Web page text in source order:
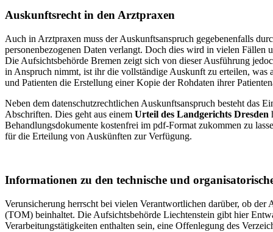
Auskunftsrecht in den Arztpraxen
Auch in Arztpraxen muss der Auskunftsanspruch gegebenenfalls
personenbezogenen Daten verlangt. Doch dies wird in vielen
Die Aufsichtsbehörde Bremen zeigt sich von dieser Ausführung
in Anspruch nimmt, ist ihr die vollständige Auskunft zu erteilen, was
und Patienten die Erstellung einer Kopie der Rohdaten ihrer
Neben dem datenschutzrechtlichen Auskunftsanspruch besteht das
Abschriften. Dies geht aus einem Urteil des Landgerichts Dresden
Behandlungsdokumente kostenfrei im pdf-Format zukommen zu
für die Erteilung von Auskünften zur Verfügung.
Informationen zu den technische und
Verunsicherung herrscht bei vielen Verantwortlichen darüber, ob
(TOM) beinhaltet. Die Aufsichtsbehörde Liechtenstein gibt hier
Verarbeitungstätigkeiten enthalten sein, eine Offenlegung des